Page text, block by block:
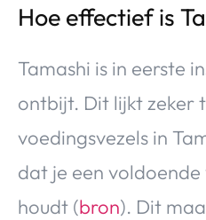
Hoe effectief is
Tamashi is in eerste
ontbijt. Dit lijkt zeker
voedingsvezels in
dat je een
houdt (bron). Dit